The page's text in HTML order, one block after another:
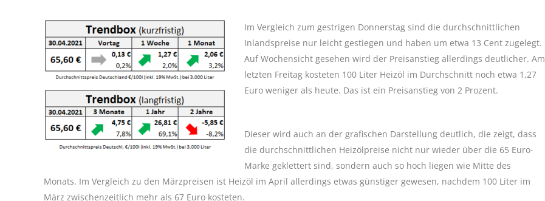
Im Vergleich zum gestrigen Donnerstag sind die durchschnittlichen
Inlandspreise nur leicht gestiegen und haben um etwa 13 Cent zugelegt.
Auf Wochensicht gesehen wird der Preisanstieg allerdings deutlicher. Am
letzten Freitag kosteten 100 Liter Heizöl im Durchschnitt noch etwa 1,27
Euro weniger als heute. Das ist ein Preisanstieg von 2 Prozent.
Dieser wird auch an der grafischen Darstellung deutlich, die zeigt, dass
die durchschnittlichen Heizölpreise nicht nur wieder über die 65 Euro-
Marke geklettert sind, sondern auch so hoch liegen wie Mitte des
Monats. Im Vergleich zu den Märzpreisen ist Heizöl im April allerdings etwas günstiger gewesen, nachdem 100 Liter im
März zwischenzeitlich mehr als 67 Euro kosteten.